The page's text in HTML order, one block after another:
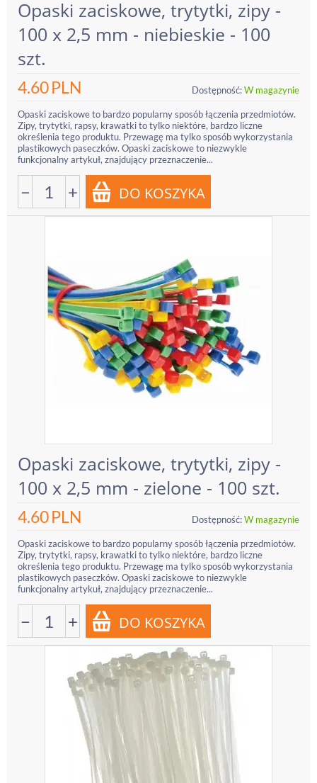
Opaski zaciskowe, trytytki, zipy -
100 x 2,5 mm - niebieskie - 100
szt.
4.60PLN Dostępność:W magazynie
Opaski zaciskowe to bardzo popularny sposób łączenia przedmiotów.
Zipy, trytytki, rapsy, krawatki to tylko niektóre, bardzo liczne
określenia tego produktu. Przewagę ma tylko sposób wykorzystania
plastikowych paseczków. Opaski zaciskowe to niezwykle
funkcjonalny artykuł, znajdujący przeznaczenie...
− +
Opaski zaciskowe, trytytki, zipy -
100 x 2,5 mm - zielone - 100 szt.
4.60PLN Dostępność:W magazynie
Opaski zaciskowe to bardzo popularny sposób łączenia przedmiotów.
Zipy, trytytki, rapsy, krawatki to tylko niektóre, bardzo liczne
określenia tego produktu. Przewagę ma tylko sposób wykorzystania
plastikowych paseczków. Opaski zaciskowe to niezwykle
funkcjonalny artykuł, znajdujący przeznaczenie...
− +